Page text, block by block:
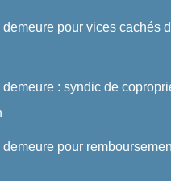
demeure pour vices cachés
demeure : syndic de
pour